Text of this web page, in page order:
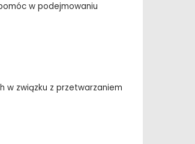
w podejmowaniu
w związku z przetwarzaniem